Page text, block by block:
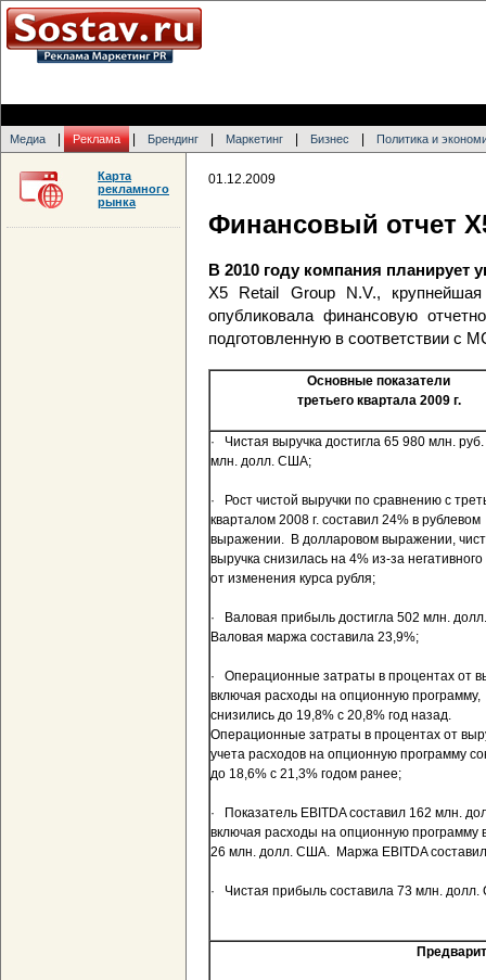
Медиа Реклама Брендинг Маркетинг Бизнес Политика и
01.12.2009
Финансовый отчет
В 2010 году компания планирует
X5 Retail Group N.V.,
опубликовала финансовую
подготовленную в соответствии
Основные показатели
третьего квартала 2009 г.
· Чистая выручка достигла 65 980 млн.
млн. долл. США;
· Рост чистой выручки по сравнению с
кварталом 2008 г. составил 24% в рублевом
выражении. В долларовом выражении,
выручка снизилась на 4% из-за
от изменения курса рубля;
· Валовая прибыль достигла 502 млн.
Валовая маржа составила 23,9%;
· Операционные затраты в процентах от
включая расходы на опционную программу,
снизились до 19,8% с 20,8% год назад.
Операционные затраты в процентах от
учета расходов на опционную программу
до 18,6% с 21,3% годом ранее;
· Показатель EBITDA составил 162 млн.
включая расходы на опционную программу
26 млн. долл. США. Маржа EBITDA
· Чистая прибыль составила 73 млн.
Карта
рекламного
рынка